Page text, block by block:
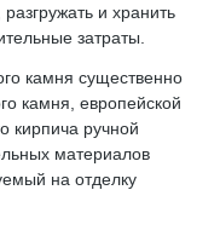
и хранить
затраты.
камня существенно
камня, европейской
кирпича ручной
материалов
на отделку